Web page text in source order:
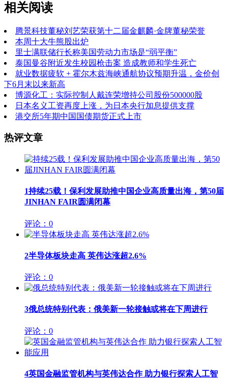
相关阅读
腾景科技董秘刘艺荣获第十二届金麒麟·金牌董秘荣誉
本周十大牛熊股出炉
里士满联储行长称美国劳动力市场是“弱平衡”
泰国曼谷附近发生校园枪击案 造成教师和学生死亡
就业数据疲软 + 霍尔木兹海峡通航协议预期升温，金价创
下6月末以来新高
博源化工：实际控制人戴连荣增持公司股份500000股
日本名义工资再度上涨，为日本央行加息提供支撑
港交所5年期中国国债期货正式上市
热评文章
1持续25载！保利发展助推中国企业高质量出海，第50届
JINHAN FAIR圆满闭幕
评论：0
2半导体板块走高 英伟达涨超2.6%
评论：0
3俄总统特别代表：俄美新一轮接触或将在下周进行
评论：0
4英国金融监管机构与英伟达合作 助力银行探索人工智